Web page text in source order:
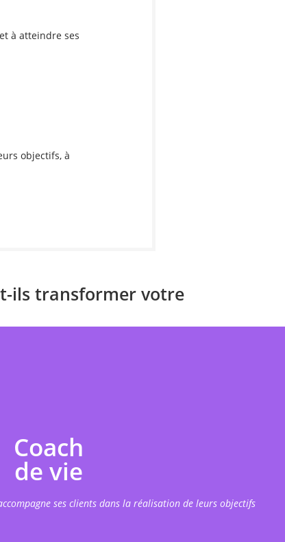
à atteindre ses
objectifs, à
ils transformer votre
Coach
de vie
ses clients dans la réalisation de leurs objectifs